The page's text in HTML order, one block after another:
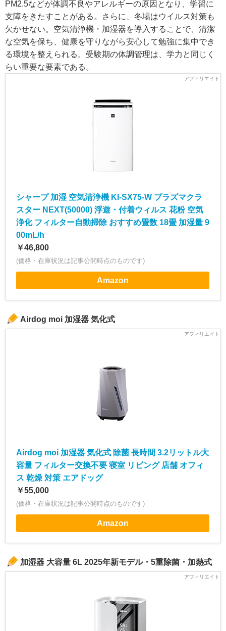
PM2.5などが体調不良やアレルギーの原因となり、学習に
支障をきたすことがある。さらに、冬場はウイルス対策も
欠かせない。空気清浄機・加湿器を導入することで、清潔
な空気を保ち、健康を守りながら安心して勉強に集中でき
る環境を整えられる。受験期の体調管理は、学力と同じく
らい重要な要素である。
シャープ 加湿 空気清浄機 KI-SX75-W プラズマクラ
スター NEXT(50000) 浮遊・付着ウィルス 花粉 空気
浄化 フィルター自動掃除 おすすめ畳数 18畳 加湿量 9
00mL/h
￥46,800
(価格・在庫状況は記事公開時点のものです)
Amazon
Airdog moi 加湿器 気化式
Airdog moi 加湿器 気化式 除菌 長時間 3.2リットル大
容量 フィルター交換不要 寝室 リビング 店舗 オフィ
ス 乾燥 対策 エアドッグ
￥55,000
(価格・在庫状況は記事公開時点のものです)
Amazon
加湿器 大容量 6L 2025年新モデル・5重除菌・加熱式